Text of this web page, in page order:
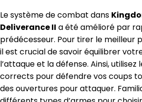
Le système de combat dans
Deliverance II a été amélioré par
prédécesseur. Pour tirer le meilleur
il est crucial de savoir équilibrer
l’attaque et la défense. Ainsi,
corrects pour défendre vos coups
des ouvertures pour attaquer.